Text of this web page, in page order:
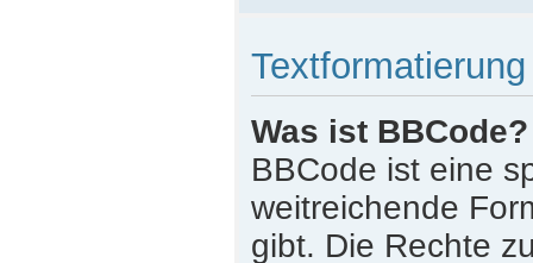
Was ist BBCode?
BBCode ist eine
weitreichende
gibt. Die Rechte